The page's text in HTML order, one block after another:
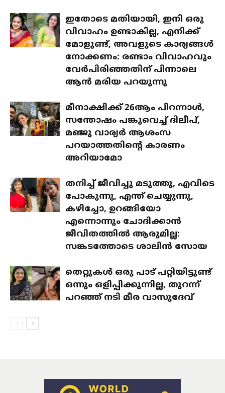
ഇതോടെ മതിയായി, ഇനി ഒരു
വിവാഹം ഉണ്ടാകില്ല, എനിക്ക്
മോളുണ്ട്, അവളുടെ കാര്യങ്ങൾ
നോക്കണം: രണ്ടാം വിവാഹവും
വേർപിരിഞ്ഞതിന് പിന്നാലെ
ആൻ മരിയ പറയുന്നു
മീനാക്ഷിക്ക് 26ആം പിറന്നാൾ,
സന്തോഷം പങ്കുവെച്ച് ദിലീപ്,
മഞ്ജു വാര്യർ ആശംസ
പറയാത്തതിന്റെ കാരണം
അറിയാമോ
തനിച്ച് ജീവിച്ചു മടുത്തു, എവിടെ
പോകുന്നു, എന്ത് ചെയ്യുന്നു,
കഴിച്ചോ, ഉറങ്ങിയോ
എന്നൊന്നും ചോദിക്കാൻ
ജീവിതത്തിൽ ആരുമില്ല:
സങ്കടത്തോടെ ശാലിൻ സോയ
തെറ്റുകൾ ഒരു പാട് പറ്റിയിട്ടുണ്ട്
ഒന്നും ഒളിപ്പിക്കുന്നില്ല, തുറന്ന്
പറഞ്ഞ് നടി മീര വാസുദേവ്